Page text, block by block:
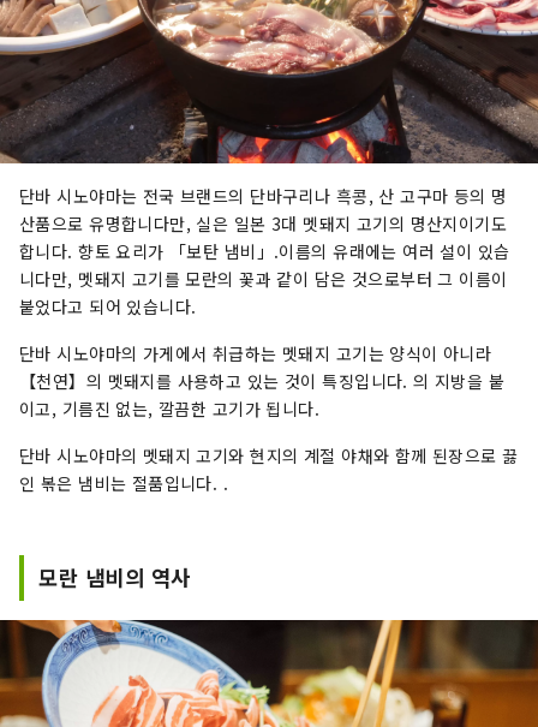
단바 시노야마는 전국 브랜드의 단바구리나 흑콩, 산 고구마 등의 명
산품으로 유명합니다만, 실은 일본 3대 멧돼지 고기의 명산지이기도
합니다. 향토 요리가 「보탄 냄비」.이름의 유래에는 여러 설이 있습
니다만, 멧돼지 고기를 모란의 꽃과 같이 담은 것으로부터 그 이름이
붙었다고 되어 있습니다.
단바 시노야마의 가게에서 취급하는 멧돼지 고기는 양식이 아니라
【천연】의 멧돼지를 사용하고 있는 것이 특징입니다. 의 지방을 붙
이고, 기름진 없는, 깔끔한 고기가 됩니다.
단바 시노야마의 멧돼지 고기와 현지의 계절 야채와 함께 된장으로 끓
인 볶은 냄비는 절품입니다. .
모란 냄비의 역사